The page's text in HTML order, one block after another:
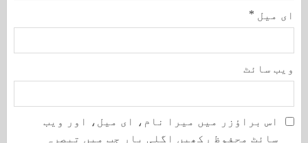
ای میل *
ویب‌ سائٹ
اس براؤزر میں میرا نام، ای میل، اور ویب
سائٹ محفوظ رکھیں اگلی بار جب میں تبصرہ